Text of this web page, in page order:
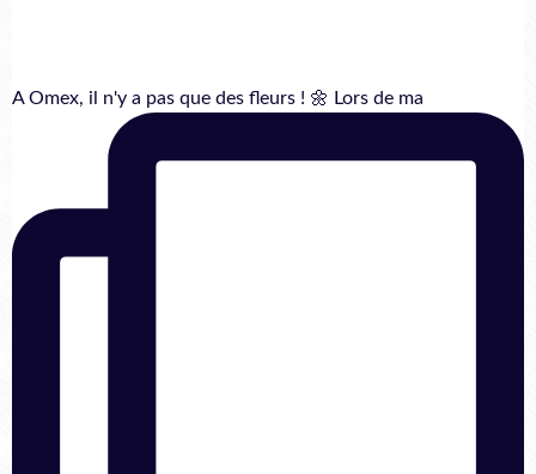
A Omex, il n'y a pas que des fleurs ! 🌼 Lors de ma